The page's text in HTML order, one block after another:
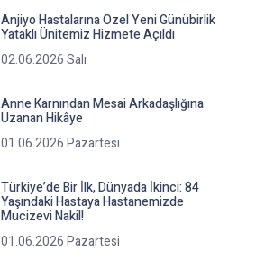
Anjiyo Hastalarına Özel Yeni Günübirlik
Yataklı Ünitemiz Hizmete Açıldı
02.06.2026 Salı
Anne Karnından Mesai Arkadaşlığına
Uzanan Hikâye
01.06.2026 Pazartesi
Türkiye’de Bir İ̇lk, Dünyada İ̇kinci: 84
Yaşındaki Hastaya Hastanemizde
Mucizevi Nakil!
01.06.2026 Pazartesi